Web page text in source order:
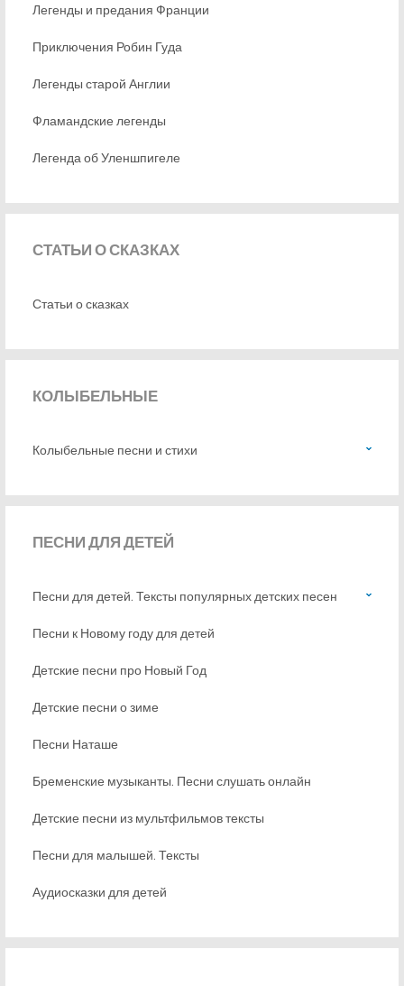
Легенды и предания Франции
Приключения Робин Гуда
Легенды старой Англии
Фламандские легенды
Легенда об Уленшпигеле
СТАТЬИО СКАЗКАХ
Статьи о сказках
КОЛЫБЕЛЬНЫЕ
Колыбельные песни и стихи
ПЕСНИДЛЯ ДЕТЕЙ
Песни для детей. Тексты популярных детских песен
Песни к Новому году для детей
Детские песни про Новый Год
Детские песни о зиме
Песни Наташе
Бременские музыканты. Песни слушать онлайн
Детские песни из мультфильмов тексты
Песни для малышей. Тексты
Аудиосказки для детей